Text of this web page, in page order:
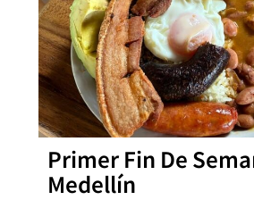
Primer Fin De
Medellín